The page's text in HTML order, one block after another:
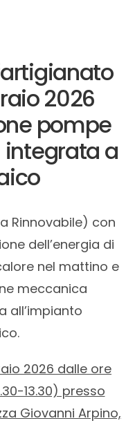
2026
pompe
integrata a
Rinnovabile) con
dell’energia di
nel mattino e
meccanica
all’impianto
2026 dalle ore
13.30) presso
Giovanni Arpino,